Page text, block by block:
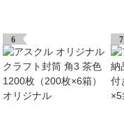
6 7